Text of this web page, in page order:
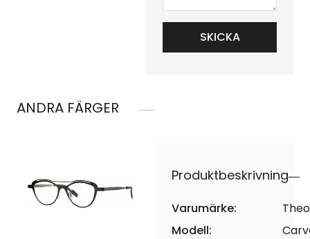
ANDRA FÄRGER
Produktbeskrivning
Varumärke:
Theo
Modell: